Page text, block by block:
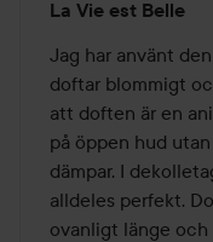
4
av
5
La Vie est Belle
Jag har använt
doftar blommigt
att doften är en
på öppen hud
dämpar. I
alldeles perfekt.
ovanligt länge och